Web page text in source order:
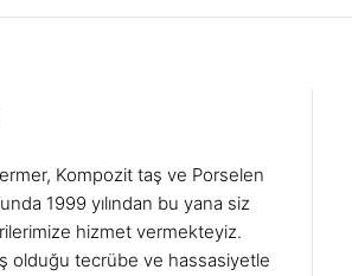
Kompozit taş ve Porselen
1999 yılından bu yana siz
hizmet vermekteyiz.
olduğu tecrübe ve hassasiyetle